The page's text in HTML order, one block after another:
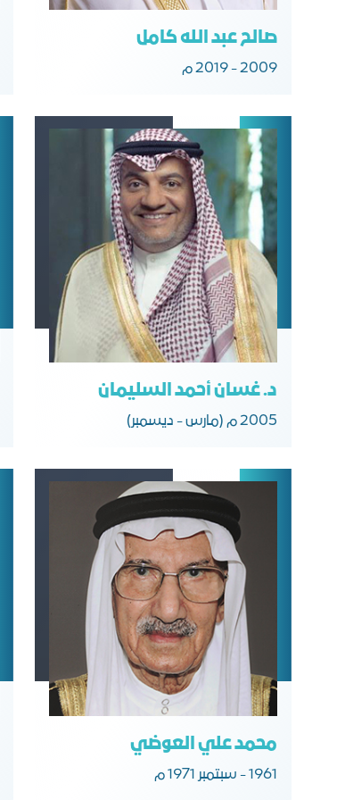
صالح عبد الله كامل
2009 - 2019 م
د. غسان أحمد السليمان
2005 م (مارس - ديسمبر)
محمد علي العوضي
1961 - سبتمبر 1971 م